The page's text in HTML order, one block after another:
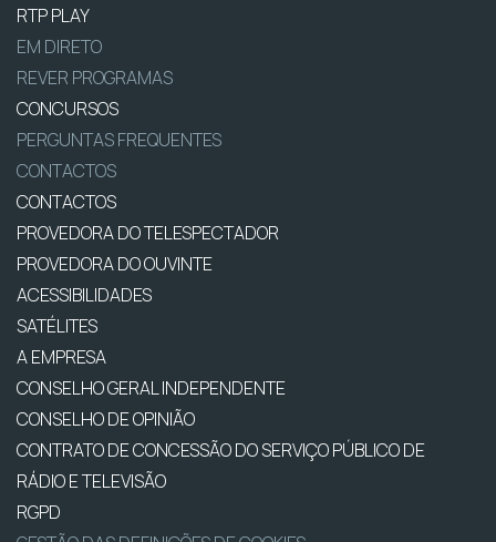
RTP PLAY
EM DIRETO
REVER PROGRAMAS
CONCURSOS
PERGUNTAS FREQUENTES
CONTACTOS
CONTACTOS
PROVEDORA DO TELESPECTADOR
PROVEDORA DO OUVINTE
ACESSIBILIDADES
SATÉLITES
A EMPRESA
CONSELHO GERAL INDEPENDENTE
CONSELHO DE OPINIÃO
CONTRATO DE CONCESSÃO DO SERVIÇO PÚBLICO DE
RÁDIO E TELEVISÃO
RGPD